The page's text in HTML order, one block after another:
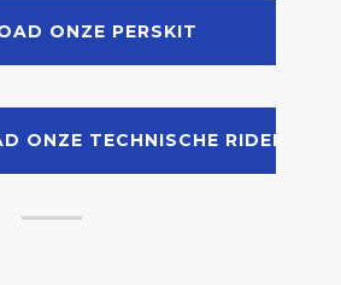
ONZE PERSKIT
ONZE TECHNISCHE RIDER